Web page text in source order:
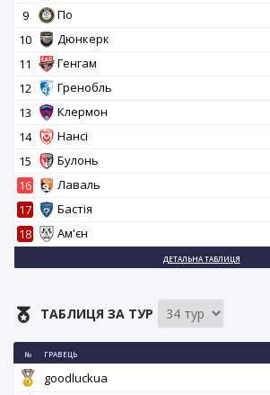
9
По
10
Дюнкерк
11
Генгам
12
Гренобль
13
Клермон
14
Нансі
15
Булонь
16
Лаваль
17
Бастія
18
Ам'єн
ДЕТАЛЬНА ТАБЛИЦЯ
ТАБЛИЦЯ ЗА ТУР
№ ГРАВЕЦЬ
goodluckua